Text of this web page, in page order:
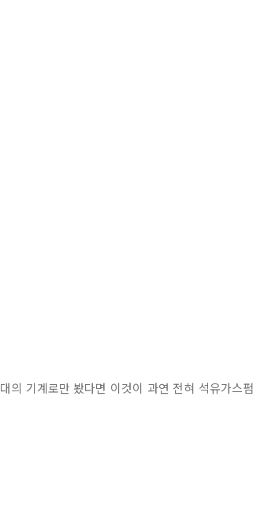
의 기계로만 봤다면 이것이 과연 전혀 석유가스펌